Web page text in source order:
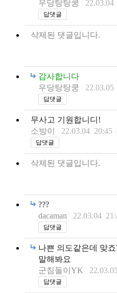
우당탕탕쿵
답댓글
삭제된 댓글입니다.
감사합니다
우당탕탕쿵
22.03.05
답댓글
무사고 기원합니디!
소방이
22.03.04 20:45
답댓글
삭제된 댓글입니다.
???
dacaman
22.03.04
답댓글
나쁜 의도같은데 맞죠
말해봐요
군침돌이YK
답댓글